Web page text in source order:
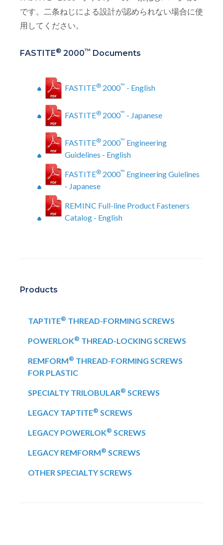
です。二条ねじによる設計が認められない場合に使
用してください。
FASTITE® 2000™ Documents
FASTITE® 2000™ - English
FASTITE® 2000™ - Japanese
FASTITE® 2000™ Engineering
Guidelines - English
FASTITE® 2000™ Engineering Guielines
- Japanese
REMINC Full-line Product Fasteners
Catalog - English
Products
TAPTITE® THREAD-FORMING SCREWS
POWERLOK® THREAD-LOCKING SCREWS
REMFORM® THREAD-FORMING SCREWS
FOR PLASTIC
SPECIALTY TRILOBULAR® SCREWS
LEGACY TAPTITE® SCREWS
LEGACY POWERLOK® SCREWS
LEGACY REMFORM® SCREWS
OTHER SPECIALTY SCREWS